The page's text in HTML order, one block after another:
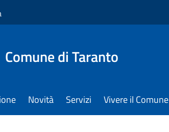
Comune di Taranto
Novità Servizi Vivere il Comune